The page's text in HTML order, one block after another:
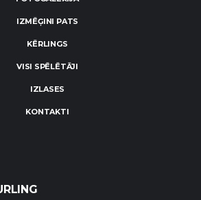
IZMĒĢINI PATS
KĒRLINGS
VISI SPĒLĒTĀJI
IZLASES
KONTAKTI